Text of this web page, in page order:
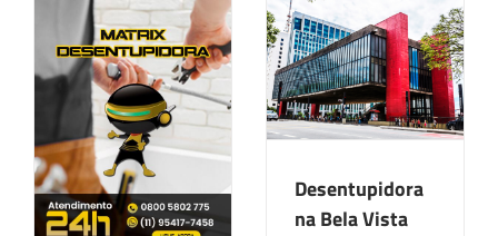
Desentupidora na
Bela Vista
Desentupimento São
Paulo
Tops
Desentupidora
na Bela Vista